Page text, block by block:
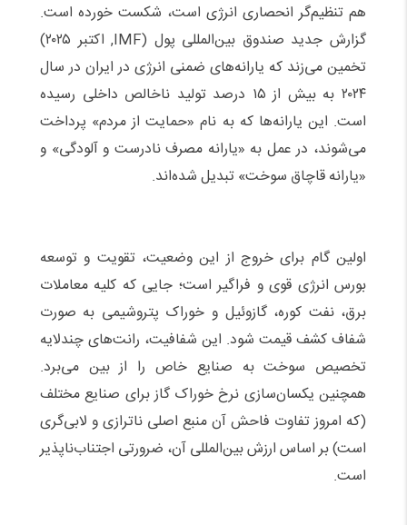
هم تنظیم‌گر انحصاری انرژی است، شکست خورده است.
گزارش جدید صندوق بین‌المللی پول (IMF, اکتبر ۲۰۲۵)
تخمین می‌زند که یارانه‌های ضمنی انرژی در ایران در سال
۲۰۲۴ به بیش از ۱۵ درصد تولید ناخالص داخلی رسیده
است. این یارانه‌ها که به نام «حمایت از مردم» پرداخت
می‌شوند، در عمل به «یارانه مصرف نادرست و آلودگی» و
«یارانه قاچاق سوخت» تبدیل شده‌اند.
اولین گام برای خروج از این وضعیت، تقویت و توسعه
بورس انرژی قوی و فراگیر است؛ جایی که کلیه معاملات
برق، نفت کوره، گازوئیل و خوراک پتروشیمی به صورت
شفاف کشف قیمت شود. این شفافیت، رانت‌های چندلایه
تخصیص سوخت به صنایع خاص را از بین می‌برد.
همچنین یکسان‌سازی نرخ خوراک گاز برای صنایع مختلف
(که امروز تفاوت فاحش آن منبع اصلی ناترازی و لابی‌گری
است) بر اساس ارزش بین‌المللی آن، ضرورتی اجتناب‌ناپذیر
است.